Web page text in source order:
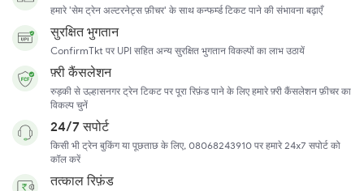
हमारे 'सेम ट्रेन अल्टरनेट्स फ़ीचर' के साथ कन्फर्म्ड टिकट पाने की संभावना बढ़ाएँ
सुरक्षित भुगतान
ConfirmTkt पर UPI सहित अन्य सुरक्षित भुगतान विकल्पों का लाभ उठायें
फ़्री कैंसलेशन
रुड़की से उल्हासनगर ट्रेन टिकट पर पूरा रिफ़ंड पाने के लिए हमारे फ़्री कैंसलेशन फ़ीचर का
विकल्प चुनें
24/7 सपोर्ट
किसी भी ट्रेन बुकिंग या पूछताछ के लिए, 08068243910 पर हमारे 24x7 सपोर्ट को
कॉल करें
तत्काल रिफ़ंड